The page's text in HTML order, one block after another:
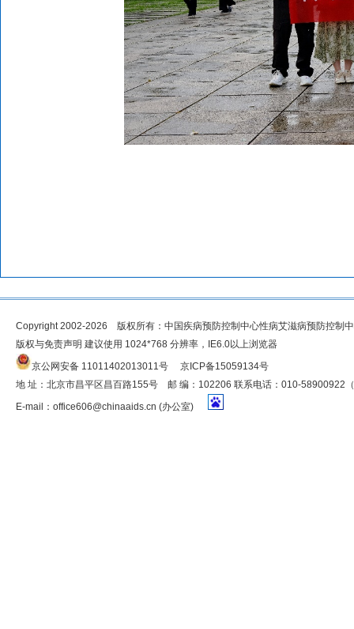
Copyright 2002-2026 版权所有：中国疾病预防控制中心性病艾滋病预防控制
版权与免责声明 建议使用 1024*768 分辨率，IE6.0以上浏览器
京公网安备 11011402013011号
京ICP备15059134号
地 址：北京市昌平区昌百路155号 邮 编：102206 联系电话：010-58900922
E-mail： office606@chinaaids.cn (办公室)